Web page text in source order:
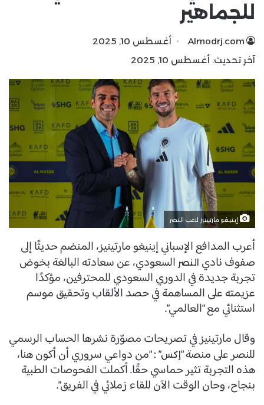
للجماهير
Almodrj.com
أغسطس 10, 2025
آخر تحديث: أغسطس 10, 2025
إينيغو مارتينيز لاعب النصر
أعرب المدافع الإسباني إينيغو مارتينيز، المنضم حديثًا إلى
صفوف نادي النصر السعودي، عن سعادته البالغة بخوض
تجربة جديدة في الدوري السعودي للمحترفين، مؤكدًا
عزيمته على المساهمة في حصد الألقاب وتحقيق موسم
استثنائي مع “العالمي”.
وقال مارتينيز في تصريحات مصوّرة نشرها الحساب الرسمي
للنصر على منصة “ إكس” : “من دواعي سروري أن أكون هنا،
هذه التجربة تثير حماسي حقًا. أكملت الفحوصات الطبية
بنجاح، وحان الوقت الآن للقاء زملائي في الفريق”.